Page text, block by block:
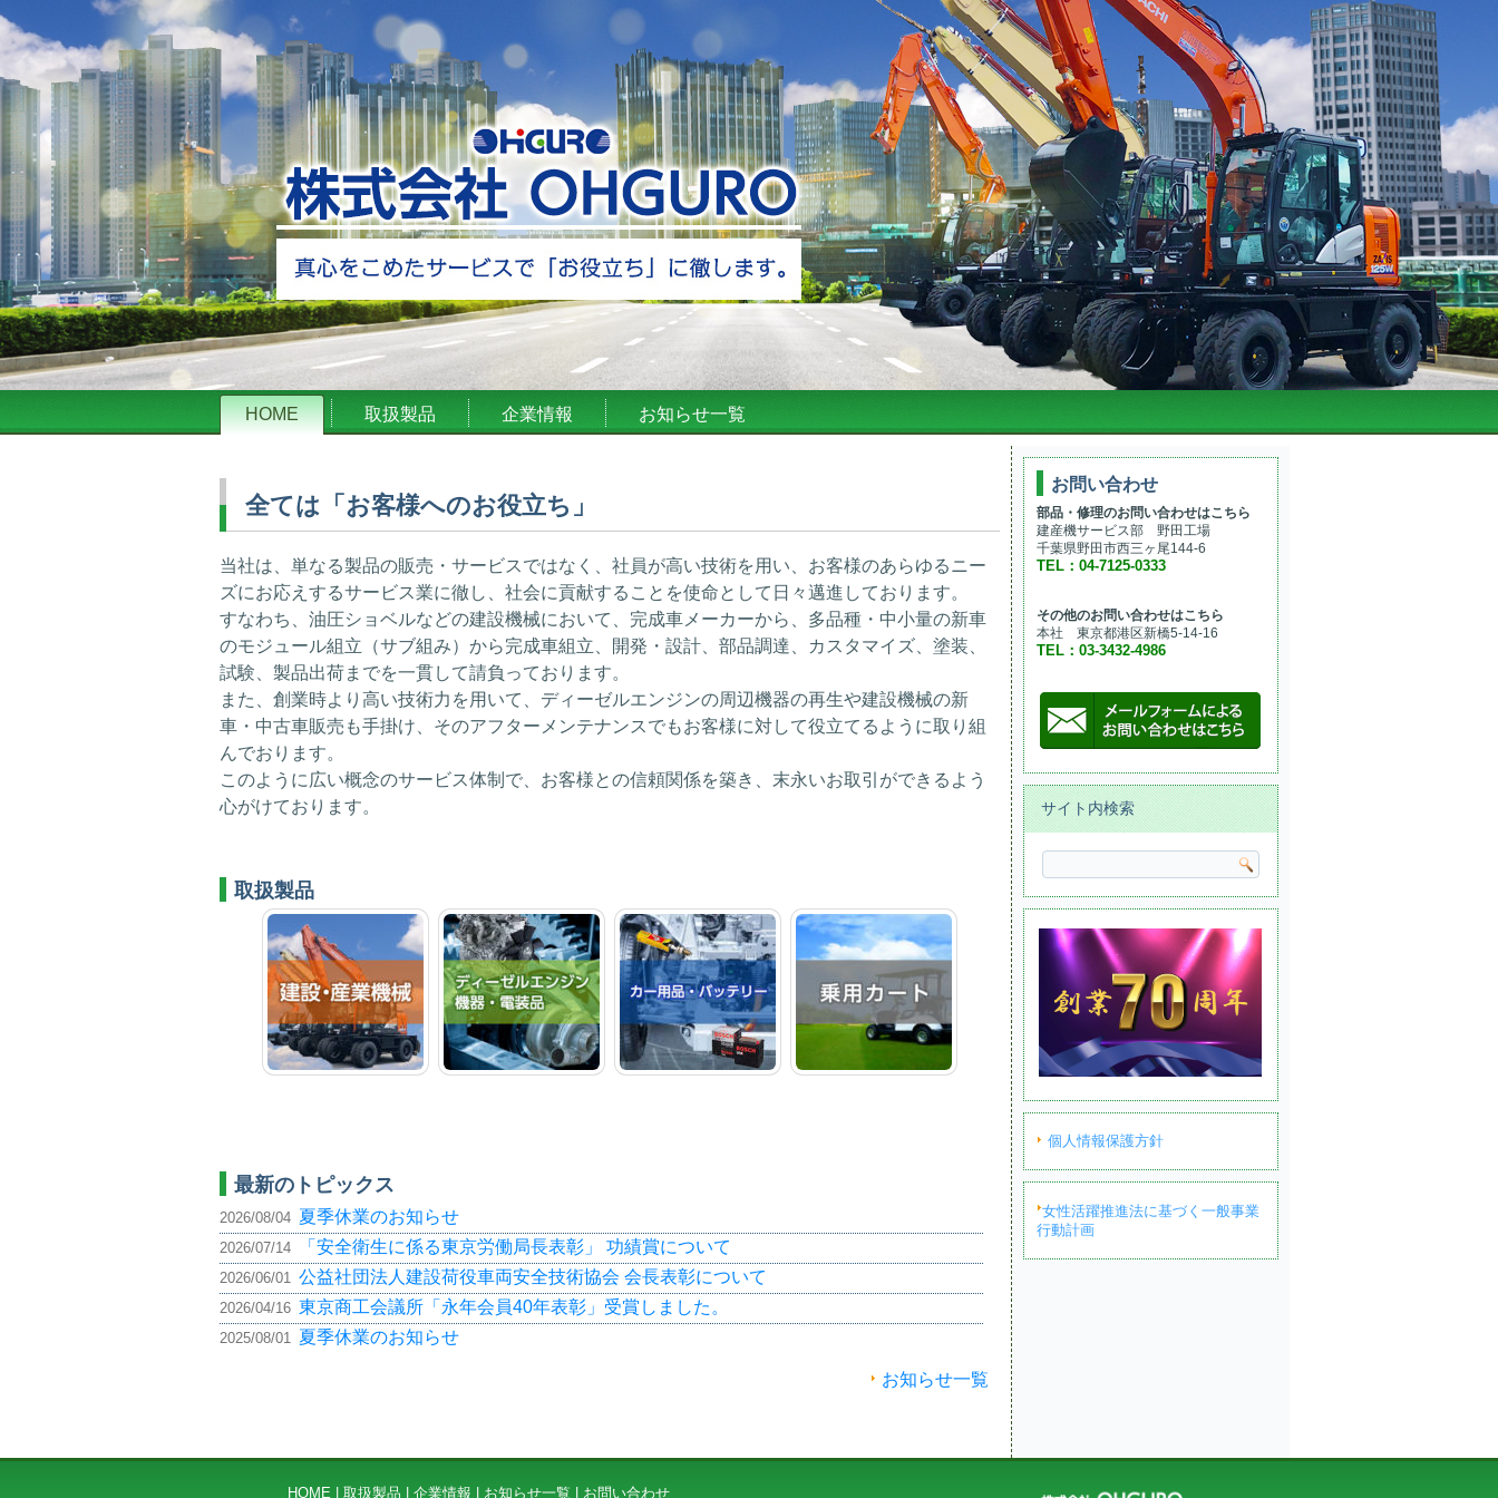
HOME 取扱製品 企業情報 お知らせ一覧
全ては「お客様へのお役立ち」
当社は、単なる製品の販売・サービスではなく、社員が高い技術を用い、お客様のあらゆるニー
ズにお応えするサービス業に徹し、社会に貢献することを使命として日々邁進しております。
すなわち、油圧ショベルなどの建設機械において、完成車メーカーから、多品種・中小量の新車
のモジュール組立（サブ組み）から完成車組立、開発・設計、部品調達、カスタマイズ、塗装、
試験、製品出荷までを一貫して請負っております。
また、創業時より高い技術力を用いて、ディーゼルエンジンの周辺機器の再生や建設機械の新
車・中古車販売も手掛け、そのアフターメンテナンスでもお客様に対して役立てるように取り組
んでおります。
このように広い概念のサービス体制で、お客様との信頼関係を築き、末永いお取引ができるよう
心がけております。
取扱製品
最新のトピックス
2026/08/04 夏季休業のお知らせ
2026/07/14 「安全衛生に係る東京労働局長表彰」 功績賞について
2026/06/01 公益社団法人建設荷役車両安全技術協会 会長表彰について
2026/04/16 東京商工会議所「永年会員40年表彰」受賞しました。
2025/08/01 夏季休業のお知らせ
お知らせ一覧
お問い合わせ
部品・修理のお問い合わせはこちら
建産機サービス部 野田工場
千葉県野田市西三ヶ尾144-6
TEL：04-7125-0333
その他のお問い合わせはこちら
本社 東京都港区新橋5-14-16
TEL：03-3432-4986
サイト内検索
個人情報保護方針
女性活躍推進法に基づく一般事業
行動計画
HOME 取扱製品 企業情報 お知らせ一覧 お問い合わせ